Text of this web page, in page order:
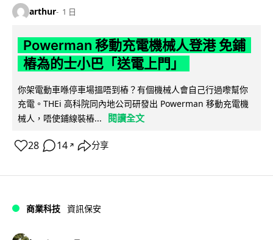
arthur 1 日
Powerman 移動充電機械人登港 免鋪
樁為的士小巴「送電上門」
你架電動車喺停車場搵唔到樁？有個機械人會自己行過嚟幫你
充電。THEi 高科院同內地公司研發出 Powerman 移動充電機
械人，唔使鋪線裝樁...
閱讀全文
28 14 ↗ 分享
商業科技 資訊保安